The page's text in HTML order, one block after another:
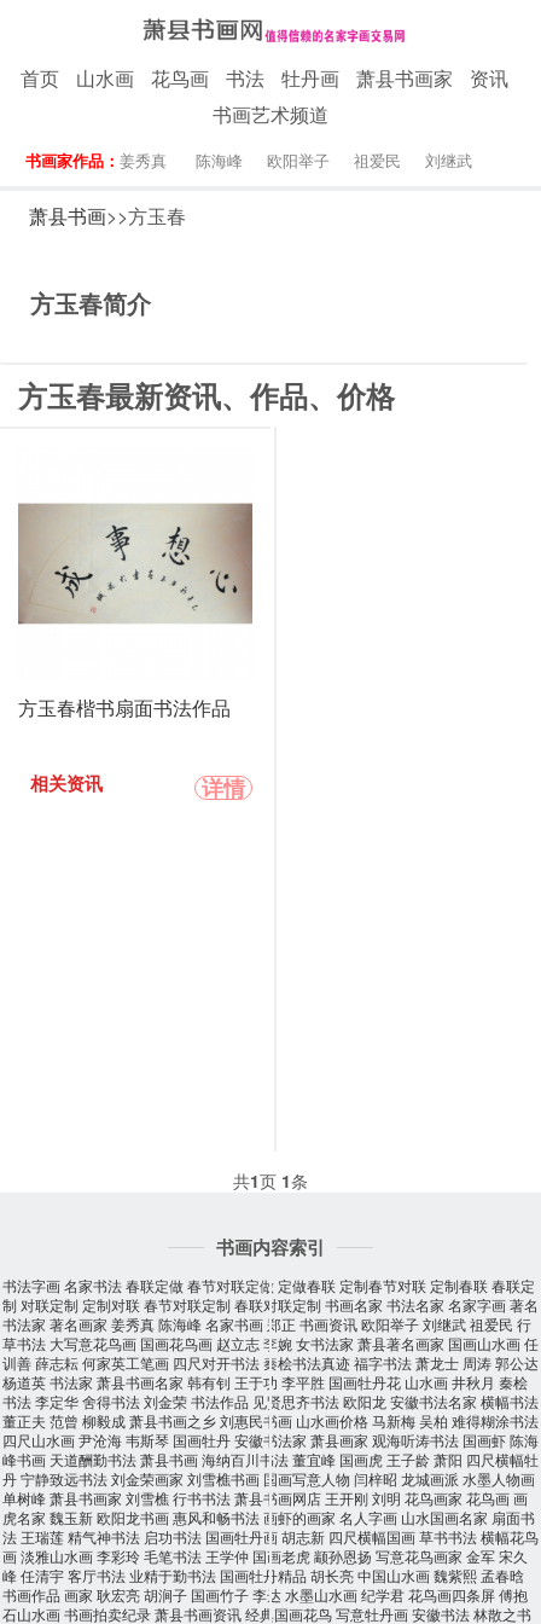
首页 山水画 花鸟画 书法 牡丹画 萧县书画家
资讯
书画艺术频道
书画家作品： 姜秀真 陈海峰 欧阳举子 祖爱民 刘继武
萧县书画>>方玉春
方玉春简介
方玉春最新资讯、作品、价格
方玉春楷书扇面书法作品
相关资讯 详情
共1页 1条
书画内容索引
书法字画名家书法春联定做春节对联定做 定做春联 定制春节对联 定制春联春联定
制 对联定制 定制对联春节对联定制 春联对联定制 书画名家 书法名家 名家字画著名
书法家 著名画家 姜秀真陈海峰名家书画郑正 书画资讯欧阳举子刘继武祖爱民 行
草书法 大写意花鸟画 国画花鸟画 赵立志李婉 女书法家 萧县著名画家 国画山水画任
训善薛志耘何家英工笔画 四尺对开书法秦桧书法真迹福字书法萧龙士 周涛郭公达
杨道英书法家 萧县书画名家 韩有钊 王于功 李平胜 国画牡丹花 山水画井秋月 秦桧
书法李定华舍得书法刘金荣书法作品 见贤思齐书法欧阳龙安徽书法名家 横幅书法
董正夫 范曾 柳毅成萧县书画之乡刘惠民书画 山水画价格马新梅吴柏 难得糊涂书法
四尺山水画尹沧海韦斯琴 国画牡丹安徽书法家 萧县画家 观海听涛书法 国画虾陈海
峰书画 天道酬勤书法萧县书画海纳百川书法董宜峰 国画虎 王子龄萧阳 四尺横幅牡
丹宁静致远书法刘金荣画家 刘雪樵书画 国画写意人物 闫梓昭 龙城画派 水墨人物画
单树峰萧县书画家 刘雪樵行书书法萧县书画网店 王开刚刘明 花鸟画家 花鸟画画
虎名家 魏玉新欧阳龙书画惠风和畅书法画虾的画家 名人字画 山水国画名家 扇面书
法 王瑞莲精气神书法 启功书法 国画牡丹画胡志新 四尺横幅国画草书书法横幅花鸟
画淡雅山水画李彩玲毛笔书法 王学仲 国画老虎颛孙恩扬 写意花鸟画家 金军宋久
峰任清宇客厅书法业精于勤书法 国画牡丹精品 胡长亮中国山水画魏紫熙孟春晗
书画作品 画家 耿宏亮胡涧子 国画竹子李达水墨山水画纪学君花鸟画四条屏傅抱
石山水画书画拍卖纪录萧县书画资讯经典国画花鸟写意牡丹画安徽书法林散之书